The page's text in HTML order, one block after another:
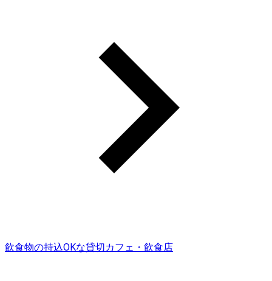
飲食物の持込OKな貸切カフェ・飲食店